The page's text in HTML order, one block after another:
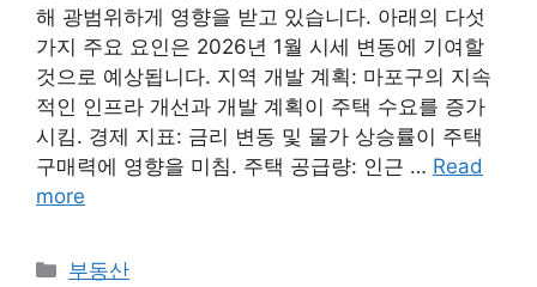
해 광범위하게 영향을 받고 있습니다. 아래의 다섯
가지 주요 요인은 2026년 1월 시세 변동에 기여할
것으로 예상됩니다. 지역 개발 계획: 마포구의 지속
적인 인프라 개선과 개발 계획이 주택 수요를 증가
시킴. 경제 지표: 금리 변동 및 물가 상승률이 주택
구매력에 영향을 미침. 주택 공급량: 인근 … Read
more
Categories
부동산